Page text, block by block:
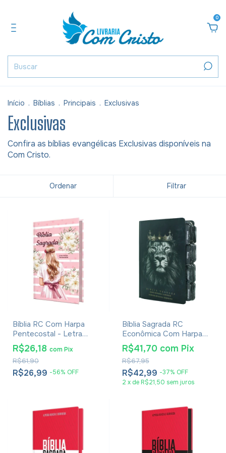
0
Início . Bíblias . Principais . Exclusivas
Exclusivas
Confira as bíblias evangélicas Exclusivas disponíveis na
Com Cristo.
Ordenar Filtrar
Bíblia RC Com Harpa
Pentecostal - Letra
Gigante - Capa Dura Rosa
R$26,99 -56% OFF
R$61,90
R$26,18 comPix
Bíblia Sagrada RC
Econômica Com Harpa
Avivada E Corinhos -
Letra Gigante - Capa
Dura Reis Dos Reis Com
Aba Adesiva
R$42,99 -37% OFF
R$67,95
R$41,70 com Pix
2 x de R$21,50 sem juros